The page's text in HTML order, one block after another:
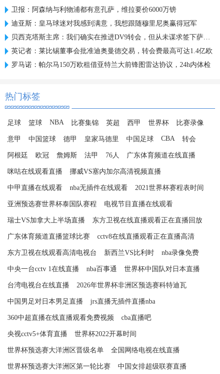
卫报：阿森纳与利物浦都有意孔萨，维拉要价6000万镑
迪亚斯：皇马球迷对我感到满意，我想跟随穆里尼奥赢得冠军
贝西克塔斯主席：我们确实在推进DV9转会，但从未谋求签下萨拉赫
英记者：莱比锡董事会批准迪奥曼德交易，转会费最高可达1.4亿欧
罗马诺：帕尔马150万欧租借亚特兰大前锋图雷达协议，24h内体检
热门标签
足球 篮球 NBA 比赛集锦 英超 西甲 世界杯 比赛录像
意甲 中国篮球 德甲 皇家马德里 中国足球 CBA 转会
阿根廷 欧冠 詹姆斯 法甲 76人 广东体育频道在线直播
咪咕在线观看直播 挪威VS塞内加尔高清视频直播
中甲直播在线观看 nba无插件在线观看 2021世界杯赛程表时间
亚洲预选赛世界杯泰国队赛程 电视节目直播在线观看
瑞士VS加拿大上半场直播 东方卫视在线直播观看正在直播回放
广东体育频道直播篮球比赛 cctv8在线直播观看正在直播高清
东方卫视在线观看高清电视台 新西兰VS比利时 nba录像免费
中央一台cctv 1在线直播 nba百事通 世界杯中国队对日本直播
台湾电视台在线直播 2026年世界杯非洲区预选赛科特迪瓦
中国男足对日本男足直播 jrs直播无插件直播nba
360中超直播在线直播观看免费视频 cba直播吧
央视cctv5+体育直播 世界杯2022开幕时间
世界杯预选赛大洋洲区晋级名单 全国网络电视在线直播
世界杯预选赛大洋洲区第一轮比赛 中国女排超级联赛直播